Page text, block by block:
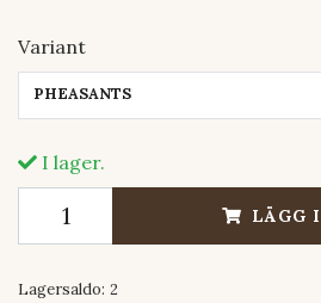
Variant
PHEASANTS
I lager.
LÄGG
Lagersaldo: 2